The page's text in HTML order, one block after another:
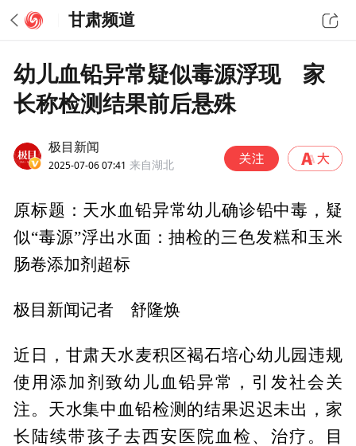
甘肃频道
幼儿血铅异常疑似毒源浮现 家
长称检测结果前后悬殊
极目新闻
2025-07-06 07:41 来自湖北
原标题：天水血铅异常幼儿确诊铅中毒，疑
似“毒源”浮出水面：抽检的三色发糕和玉米
肠卷添加剂超标
极目新闻记者 舒隆焕
近日，甘肃天水麦积区褐石培心幼儿园违规
使用添加剂致幼儿血铅异常，引发社会关
注。天水集中血铅检测的结果迟迟未出，家
长陆续带孩子去西安医院血检、治疗。目